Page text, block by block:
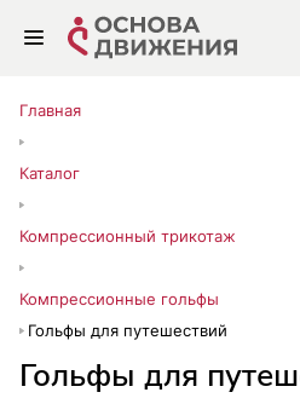
Главная
Каталог
Компрессионный трикотаж
Компрессионные гольфы
Гольфы для путешествий
Гольфы для